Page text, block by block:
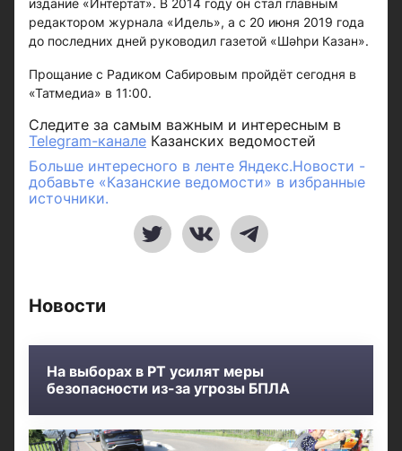
издание «Интертат». В 2014 году он стал главным
редактором журнала «Идель», а с 20 июня 2019 года
до последних дней руководил газетой «Шәһри Казан».
Прощание с Радиком Сабировым пройдёт сегодня в
«Татмедиа» в 11:00.
Следите за самым важным и интересным в
Telegram-канале Казанских ведомостей
Больше интересного в ленте Яндекс.Новости -
добавьте «Казанские ведомости» в избранные
источники.
Новости
На выборах в РТ усилят меры
безопасности из-за угрозы БПЛА